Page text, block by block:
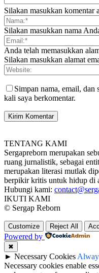
Silakan masukkan komentar
Silakan masukkan nama
Anda telah memasukkan
Silakan masukkan alamat
Simpan nama, email,
kali saya berkomentar.
TENTANG KAMI
Sergapreborn merupakan
ruang jurnalistik, sebagai
merupakan literasi mutlak
berpikir kritis untuk hidup di
Hubungi kami:
IKUTI KAMI
© Sergap Reborn
Customize Reject All
Powered by
✖
► Necessary Cookies
Necessary cookies enable